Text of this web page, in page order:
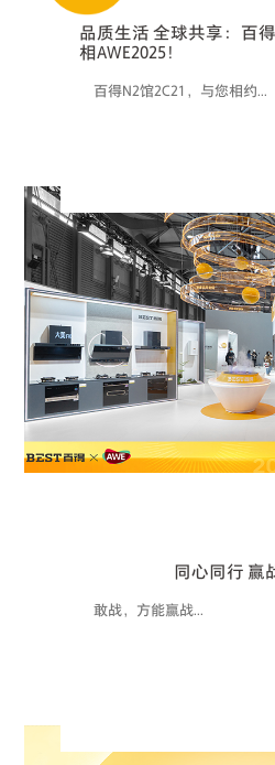
品质生活 全球共享：百
相AWE2025！
百得N2馆2C21，与您相约...
同心同行 赢
敢战，方能赢战...